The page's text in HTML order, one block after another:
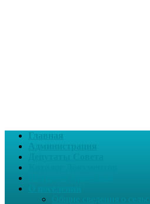
Главная